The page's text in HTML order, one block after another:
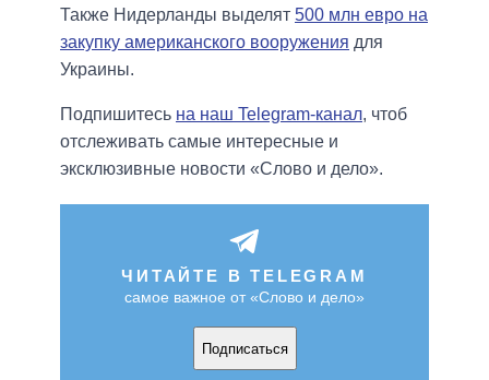
Также Нидерланды выделят 500 млн евро на
закупку американского вооружения для
Украины.
Подпишитесь на наш Telegram-канал, чтоб
отслеживать самые интересные и
эксклюзивные новости «Слово и дело».
ЧИТАЙТЕ В TELEGRAM
самое важное от «Слово и дело»
Подписаться